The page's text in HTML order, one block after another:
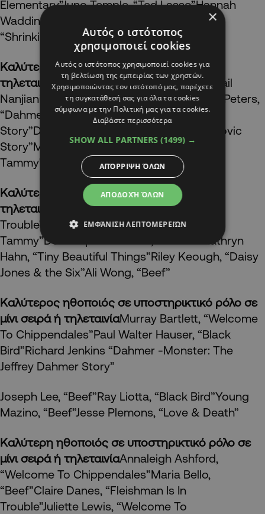
Elementary”Juno Temple, “Ted Lasso”Hannah
Waddingham, “Ted Lasso”Jessica Williams,
“Shrinking”
Καλύτερος ηθοποιός σε μίνι σειρά ή
τηλεταινίαTaron Egerton, “Black Bird”Kumail
Nanjiani, “Welcome to Chippendales”Evan Peters,
“Dahmer — Monster: The Jeffrey Dahmer
Story”Daniel Radcliffe, “Weird: The Al Yankovic
Story”Michael Shannon, “George &
Tammy”Steven Yeun, “Beef”
Καλύτερη ηθοποιός σε μίνι σειρά ή
τηλεταινία
Lizzy Caplan, “Fleishman Is in
Trouble”Jessica Chastain, “George &
Tammy”Dominique Fishback, “Swarm”Kathryn
Hahn, “Tiny Beautiful Things”Riley Keough, “Daisy
Jones & the Six”Ali Wong, “Beef”
Καλύτερος ηθοποιός σε υποστηρικτικό ρόλο σε
μίνι σειρά ή τηλεταινίαMurray Bartlett, “Welcome
To Chippendales”Paul Walter Hauser, “Black
Bird”Richard Jenkins “Dahmer -Monster: The
Jeffrey Dahmer Story”
Joseph Lee, “Beef”Ray Liotta, “Black Bird”Young
Mazino, “Beef”Jesse Plemons, “Love & Death”
Καλύτερη ηθοποιός σε υποστηρικτικό ρόλο σε
μίνι σειρά ή τηλεταινίαAnnaleigh Ashford,
“Welcome To Chippendales”Maria Bello,
“Beef”Claire Danes, “Fleishman Is In
Trouble”Juliette Lewis, “Welcome To
×
Αυτός ο ιστότοπος
χρησιμοποιεί cookies
Αυτός ο ιστότοπος χρησιμοποιεί cookies για
τη βελτίωση της εμπειρίας των χρηστών.
Χρησιμοποιώντας τον ιστότοπό μας, παρέχετε
τη συγκατάθεσή σας για όλα τα cookies
σύμφωνα με την Πολιτική μας για τα cookies.
Διαβάστε περισσότερα
SHOW ALL PARTNERS (1499) →
ΑΠΟΔΟΧΉ ΌΛΩΝ
ΑΠΌΡΡΙΨΗ ΌΛΩΝ
ΕΜΦΆΝΙΣΗ ΛΕΠΤΟΜΕΡΕΙΏΝ